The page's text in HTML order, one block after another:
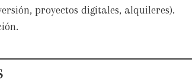
proyectos digitales, alquileres).